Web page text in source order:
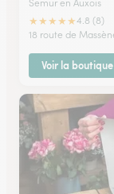
Semur en Auxois
★★★★★4.8 (8)
18 route de
Voir la boutique